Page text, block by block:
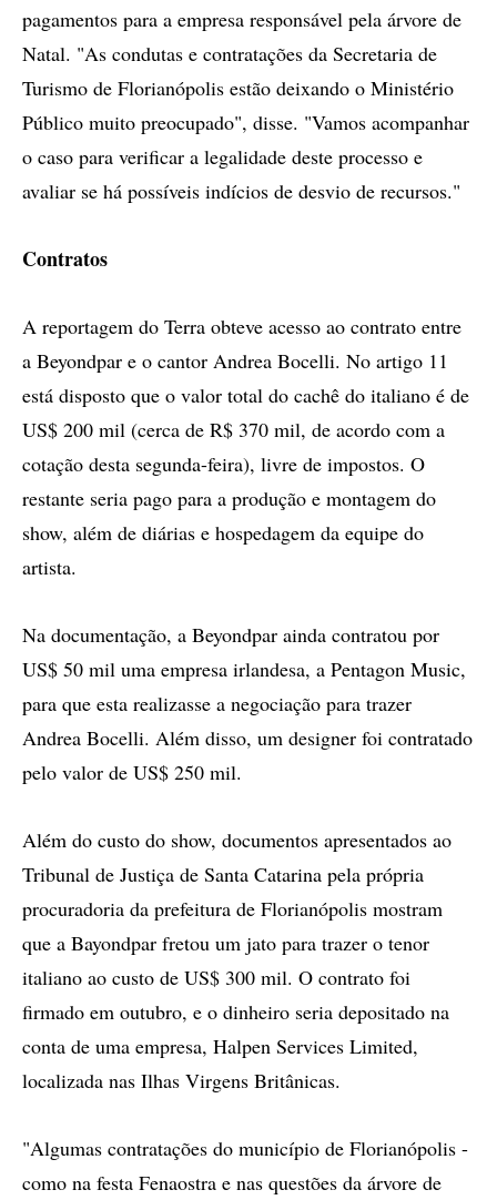
pagamentos para a empresa responsável pela árvore de
Natal. "As condutas e contratações da Secretaria de
Turismo de Florianópolis estão deixando o Ministério
Público muito preocupado", disse. "Vamos acompanhar
o caso para verificar a legalidade deste processo e
avaliar se há possíveis indícios de desvio de recursos."
Contratos
A reportagem do Terra obteve acesso ao contrato entre
a Beyondpar e o cantor Andrea Bocelli. No artigo 11
está disposto que o valor total do cachê do italiano é de
US$ 200 mil (cerca de R$ 370 mil, de acordo com a
cotação desta segunda-feira), livre de impostos. O
restante seria pago para a produção e montagem do
show, além de diárias e hospedagem da equipe do
artista.
Na documentação, a Beyondpar ainda contratou por
US$ 50 mil uma empresa irlandesa, a Pentagon Music,
para que esta realizasse a negociação para trazer
Andrea Bocelli. Além disso, um designer foi contratado
pelo valor de US$ 250 mil.
Além do custo do show, documentos apresentados ao
Tribunal de Justiça de Santa Catarina pela própria
procuradoria da prefeitura de Florianópolis mostram
que a Bayondpar fretou um jato para trazer o tenor
italiano ao custo de US$ 300 mil. O contrato foi
firmado em outubro, e o dinheiro seria depositado na
conta de uma empresa, Halpen Services Limited,
localizada nas Ilhas Virgens Britânicas.
"Algumas contratações do município de Florianópolis -
como na festa Fenaostra e nas questões da árvore de